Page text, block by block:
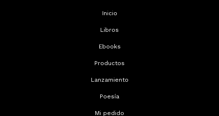
Inicio
Libros
Ebooks
Productos
Lanzamiento
Poesía
Mi pedido